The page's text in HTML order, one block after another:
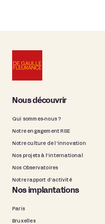
Nous découvrir
Qui sommes-nous ?
Notre engagement RSE
Notre culture de l’innovation
Nos projets à l’international
Nos Observatoires
Notre rapport d’activité
Nos implantations
Paris
Bruxelles